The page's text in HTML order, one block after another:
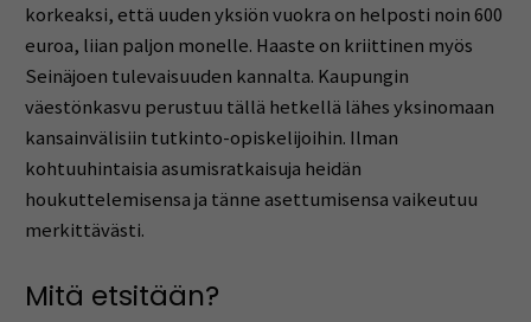
korkeaksi, että uuden yksiön vuokra on helposti noin 600
euroa, liian paljon monelle. Haaste on kriittinen myös
Seinäjoen tulevaisuuden kannalta. Kaupungin
väestönkasvu perustuu tällä hetkellä lähes yksinomaan
kansainvälisiin tutkinto-opiskelijoihin. Ilman
kohtuuhintaisia asumisratkaisuja heidän
houkuttelemisensa ja tänne asettumisensa vaikeutuu
merkittävästi.
Mitä etsitään?